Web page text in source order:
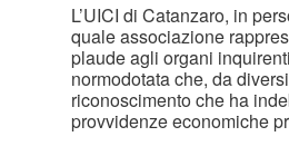
L’UICI di Catanzaro, in
quale associazione
plaude agli organi
normodotata che, da
riconoscimento che ha
provvidenze economiche